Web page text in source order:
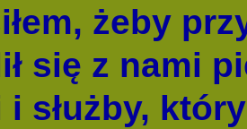
żeby
się z nami
i służby,